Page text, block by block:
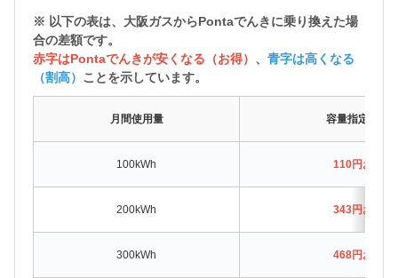
※ 以下の表は、大阪ガスからPontaでんきに乗り換えた場
合の差額です。
赤字はPontaでんきが安くなる（お得） 、 青字は高くなる
（割高） ことを示しています。
月間使用量 容量指定なし
100kWh 110円お得
200kWh 343円お得
300kWh 468円お得